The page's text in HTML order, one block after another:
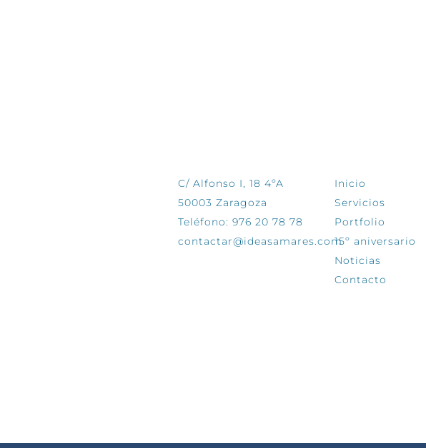
C/ Alfonso I, 18 4ºA
50003 Zaragoza
Teléfono: 976 20 78 78
contactar@ideasamares.com
Inicio
Servicios
Portfolio
15º aniversario
Noticias
Contacto